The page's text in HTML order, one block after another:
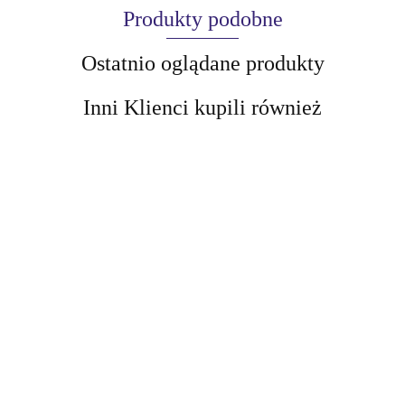
Produkty podobne
Ostatnio oglądane produkty
Inni Klienci kupili również